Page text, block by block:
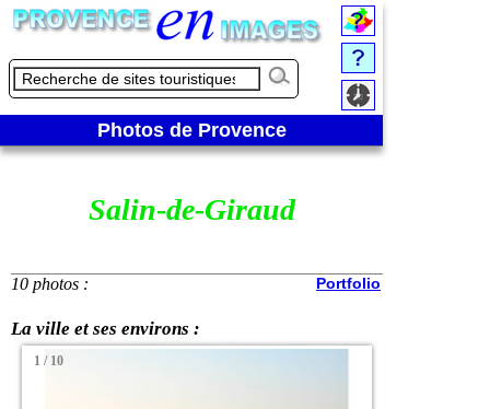
Photos de Provence
Salin-de-Giraud
10 photos : Portfolio
La ville et ses environs :
1 / 10